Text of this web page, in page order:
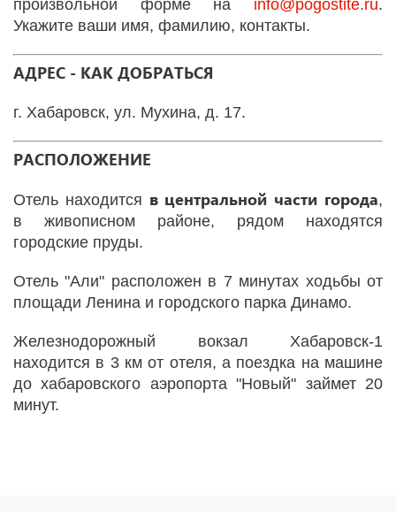
произвольной форме на info@pogostite.ru.
Укажите ваши имя, фамилию, контакты.
АДРЕС - КАК ДОБРАТЬСЯ
г. Хабаровск, ул. Мухина, д. 17.
РАСПОЛОЖЕНИЕ
Отель находится в центральной части города,
в живописном районе, рядом находятся
городские пруды.
Отель "Али" расположен в 7 минутах ходьбы от
площади Ленина и городского парка Динамо.
Железнодорожный вокзал Хабаровск-1
находится в 3 км от отеля, а поездка на машине
до хабаровского аэропорта "Новый" займет 20
минут.